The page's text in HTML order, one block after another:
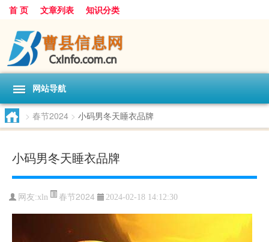
首 页 文章列表 知识分类
网站导航
> 春节2024 > 小码男冬天睡衣品牌
小码男冬天睡衣品牌
网友:xln 春节2024 2024-02-18 14:12:30